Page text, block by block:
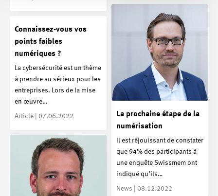
La prochaine étape de la
numérisation
Il est réjouissant de constater
que 94% des participants à
une enquête Swissmem ont
indiqué qu’ils…
News | 08.12.2022
Connaissez-vous vos
points faibles
numériques ?
La cybersécurité est un thème
à prendre au sérieux pour les
entreprises. Lors de la mise
en œuvre…
Article | 07.06.2022